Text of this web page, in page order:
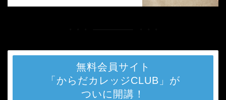
無料会員サイト
「からだカレッジCLUB」が
ついに開講！